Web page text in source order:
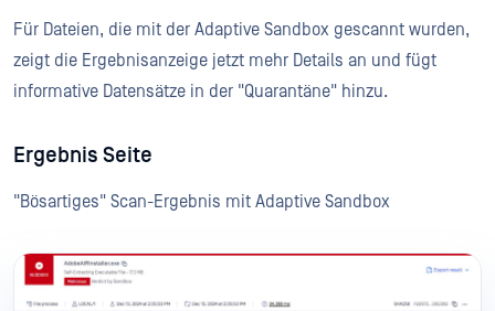
Für Dateien, die mit der Adaptive Sandbox gescannt wurden,
zeigt die Ergebnisanzeige jetzt mehr Details an und fügt
informative Datensätze in der "Quarantäne" hinzu.
Ergebnis Seite
"Bösartiges" Scan-Ergebnis mit Adaptive Sandbox